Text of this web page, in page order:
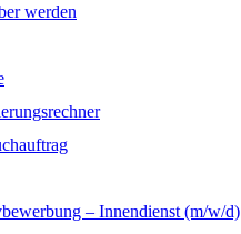
werden
– Innendienst (m/w/d)